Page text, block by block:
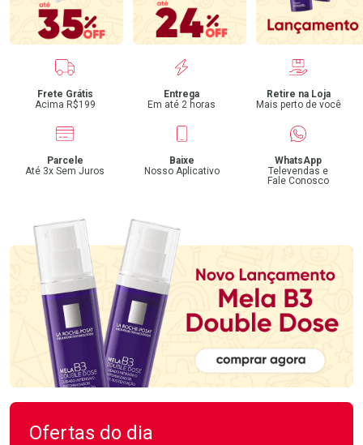
Benefícios
Frete Grátis
Acima R$199
Entrega
Em até 2 horas
Retire na Loja
Mais perto de você
Parcele
Até 3x Sem Juros
Baixe
Nosso Aplicativo
WhatsApp
Televendas e
Fale Conosco
Ofertas do dia